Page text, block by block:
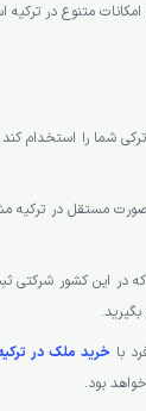
امکانات متنوع در ترکیه
شما را استخدام
مستقل در ترکیه
این کشور شرکتی
با خرید ملک در
بود.